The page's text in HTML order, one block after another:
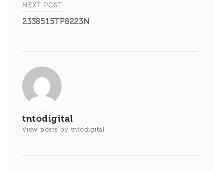
entradas
NEXT POST
2338515TP8223N
tntodigital
View posts by tntodigital